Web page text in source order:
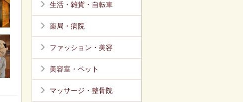
生活・雑貨・自転車
薬局・病院
ファッション・美容
美容室・ペット
マッサージ・整骨院